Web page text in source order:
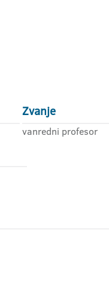
Zvanje
vanredni profesor